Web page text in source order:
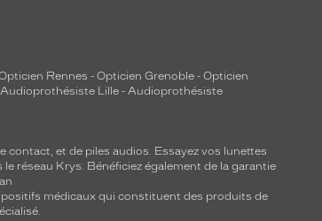
Rennes - Opticien Grenoble - Opticien
Audioprothésiste Lille - Audioprothésiste
contact, et de piles audios. Essayez vos lunettes
réseau Krys. Bénéficiez également de la garantie
médicaux qui constituent des produits de